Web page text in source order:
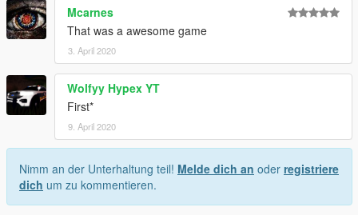
Mcarnes
That was a awesome game
3. April 2020
Wolfyy Hypex YT
First*
9. April 2020
Nimm an der Unterhaltung teil! Melde dich an oder registriere
dich um zu kommentieren.